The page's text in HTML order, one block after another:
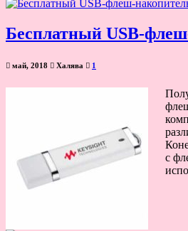
Бесплатный USB-
май, 2018 Халява 1
с